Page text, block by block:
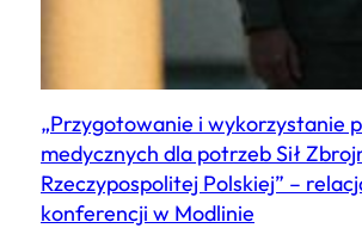
„Przygotowanie i wykorzystanie
medycznych dla potrzeb Sił
Rzeczypospolitej Polskiej” –
konferencji w Modlinie